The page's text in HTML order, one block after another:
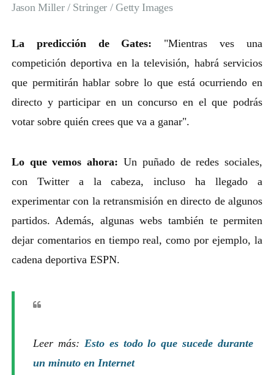
Jason Miller / Stringer / Getty Images
La predicción de Gates: "Mientras ves una
competición deportiva en la televisión, habrá servicios
que permitirán hablar sobre lo que está ocurriendo en
directo y participar en un concurso en el que podrás
votar sobre quién crees que va a ganar".
Lo que vemos ahora: Un puñado de redes sociales,
con Twitter a la cabeza, incluso ha llegado a
experimentar con la retransmisión en directo de algunos
partidos. Además, algunas webs también te permiten
dejar comentarios en tiempo real, como por ejemplo, la
cadena deportiva ESPN.
Leer más: Esto es todo lo que sucede durante
un minuto en Internet